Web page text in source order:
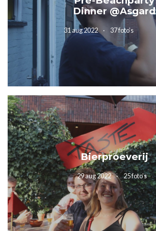
Dinner @Asgard
31 aug 2022 37 foto’s
Bierproeverij
29 aug 2022 25 foto’s